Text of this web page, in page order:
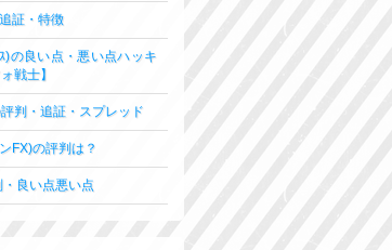
証・特徴
)の良い点・悪い点ハッキ
戦士】
判・追証・スプレッド
FX)の評判は？
良い点悪い点